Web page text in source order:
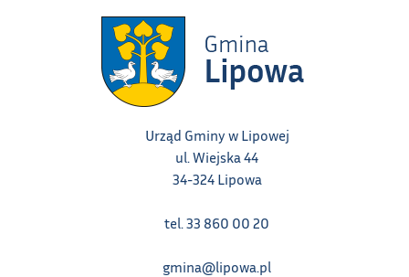
Urząd Gminy w Lipowej
ul. Wiejska 44
34-324 Lipowa
tel. 33 860 00 20
gmina@lipowa.pl